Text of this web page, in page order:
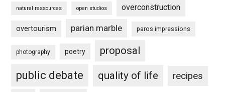
natural ressources open studios overconstruction
overtourism parian marble paros impressions
photography poetry proposal
public debate quality of life recipes